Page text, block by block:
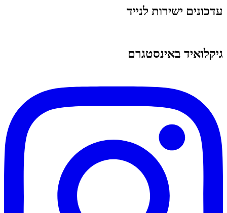
עדכונים ישירות לנייד
גיקלואיד באינסטגרם